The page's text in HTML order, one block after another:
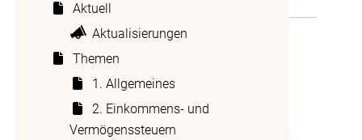
Aktuell
Aktualisierungen
Themen
1. Allgemeines
2. Einkommens- und
Vermögenssteuern
Neuerungen
Aktualisierungen
Ausfüllen der